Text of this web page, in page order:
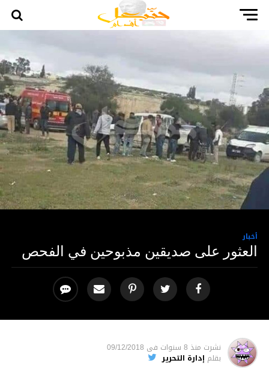
أخبار
العثور على صديقين مذبوحين في الفحص
نشرت منذ 8 سنوات فى 09/12/2018
بقلم إدارة التحرير